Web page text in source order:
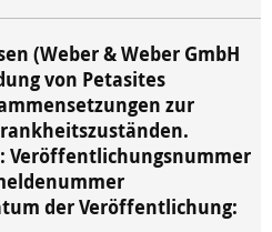
(Weber & Weber GmbH
von Petasites
zur
Veröffentlichungsnummer
der Veröffentlichung: